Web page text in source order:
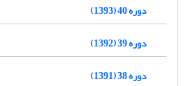
دوره 40 (1393)
دوره 39 (1392)
دوره 38 (1391)